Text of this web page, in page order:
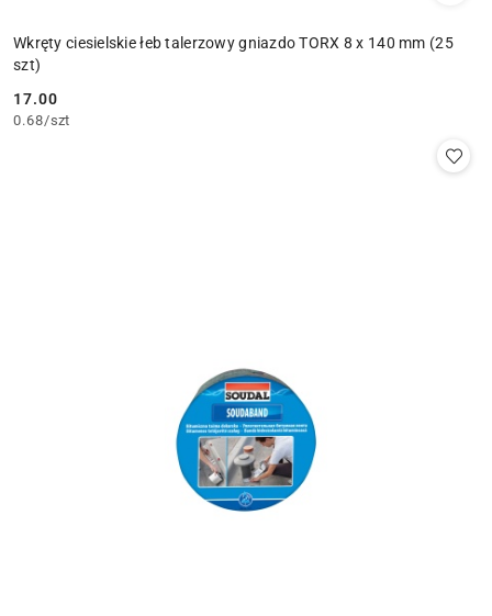
Wkręty ciesielskie łeb talerzowy gniazdo TORX 8 x 140 mm (25
szt)
Cena:
17.00
0.68/szt